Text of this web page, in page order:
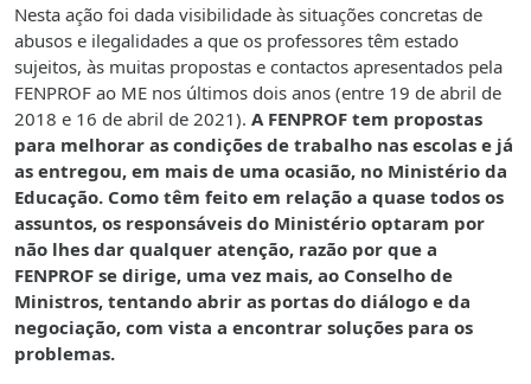
Nesta ação foi dada visibilidade às situações concretas de
abusos e ilegalidades a que os professores têm estado
sujeitos, às muitas propostas e contactos apresentados pela
FENPROF ao ME nos últimos dois anos (entre 19 de abril de
2018 e 16 de abril de 2021). A FENPROF tem propostas
para melhorar as condições de trabalho nas escolas e já
as entregou, em mais de uma ocasião, no Ministério da
Educação. Como têm feito em relação a quase todos os
assuntos, os responsáveis do Ministério optaram por
não lhes dar qualquer atenção, razão por que a
FENPROF se dirige, uma vez mais, ao Conselho de
Ministros, tentando abrir as portas do diálogo e da
negociação, com vista a encontrar soluções para os
problemas.